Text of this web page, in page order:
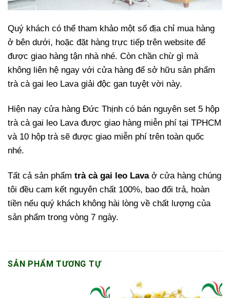
Quý khách có thể tham khảo một số địa chỉ mua hàng
ở bên dưới, hoặc đặt hàng trực tiếp trên website để
được giao hàng tận nhà nhé. Còn chần chừ gì mà
không liên hệ ngay với cửa hàng để sở hữu sản phẩm
trà cà gai leo Lava giải độc gan tuyệt vời này.
Hiện nay cửa hàng Đức Thịnh có bán nguyên set 5 hộp
trà cà gai leo Lava được giao hàng miễn phí tại TPHCM
và 10 hộp trà sẽ được giao miễn phí trên toàn quốc
nhé.
Tất cả sản phẩm trà cà gai leo Lavaở cửa hàng chúng
tôi đều cam kết nguyên chất 100%, bao đổi trả, hoàn
tiền nếu quý khách không hài lòng về chất lượng của
sản phẩm trong vòng 7 ngày.
SẢN PHẨM TƯƠNG TỰ